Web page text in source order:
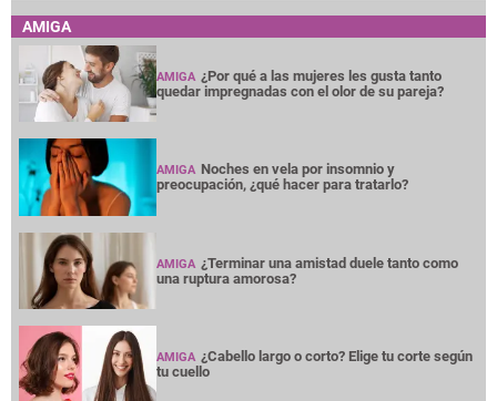
AMIGA
AMIGA ¿Por qué a las mujeres les gusta tanto
quedar impregnadas con el olor de su pareja?
AMIGA Noches en vela por insomnio y
preocupación, ¿qué hacer para tratarlo?
AMIGA ¿Terminar una amistad duele tanto como
una ruptura amorosa?
AMIGA ¿Cabello largo o corto? Elige tu corte según
tu cuello